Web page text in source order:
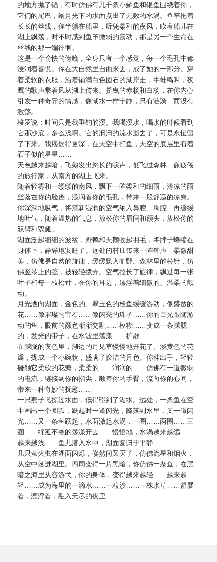
的地方抛了锚，有时仿佛有几千条小鲈鱼和银鱼围绕着你，
它们的尾巴，给月光下的水面点出了无数的水涡。鱼竿拖着
长长的丝线，你半躺在船里，听凭柔和的夜风，吹着船儿在
湖上飘荡，时不时感到鱼竿微弱的震动，那是另一个生命在
丝线的那一端徘徊。
这是一个愉快的傍晚，全身只有一个感觉，每一个毛孔中都
浸润着喜悦。你在大自然里自由来去，成了她的一部分。穿
着柔软的衣服，沿着铺满白色圆石的湖岸走，牛蛙鸣叫，夜
鹰的歌声乘着风从湖上传来。摇曳的赤杨和白杨，在你内心
引发一种奇异的情感，像湖水一样宁静，只有涟漪，而没有
激荡。
梭罗说：时间只是我垂钓的溪。我喝溪水，喝水的时候看到
它那沙底，多么浅啊。它的汩汩的流水逝去了，可是永恒留
了下来。我愿饮得更深，在天空中打鱼，天空的底层里有着
石子似的星星……
天色越来越暗，飞鹅发出悠长的唳声，低飞过森林，像疲倦
的旅行家，从南方的湖上飞来。
随着轻雾和一缕缕的南风，飘下一阵柔和的细雨，清凉的雨
丝落在你的脸庞，浸润着你的毛孔，带来一股舒适的凉爽。
你深深地吸气，将清新湿润的空气纳入鼻腔、胸腔，再缓缓
地吐气，随着温热的气息，放松你的眉间和额头，放松你的
双臂和双腿。
湖面泛起细细的波纹，野鸭和天鹅收起羽毛，将脖子蜷缩在
身体下，静静地安睡了。远处的村庄传来一阵钟声，柔微甜
美，仿佛是自然的旋律，缓缓飘入旷野。森林里的松针，仿
佛竖琴上的弦，被轻轻拨弄。空气拉长了旋律，飘过每一张
叶子和每一枝松针，在你的耳边，漂浮着细微的、温柔的颤
动。
月光洒向湖面，金色的、翠玉色的梭鱼缓缓游动，像盛放的
花……像璀璨的宝石……像闪亮的珠子……你的目光跟随游
动的鱼，眼前的颜色渐渐交融……模糊……变成一条朦胧
的，发光的带子，在水波里荡漾……扩散……
在朦胧的夜色里，湖边的月见草慢慢地开花了。淡黄色的花
瓣，拢成一个小碗状，盛满了皎洁的月色。你伸出手，轻轻
碰触它柔软的花瓣，柔柔的……润润的……仿佛有一道微弱
的电流，链接到你的指尖，顺着你的手臂，流向你的心间，
带来一种奇妙的抚慰……
一只燕子飞掠过水面，低得碰到了湖水。远处，一条鱼在空
中画出一个圆弧，跃起时一道闪光，降落到水里，又一道闪
光……又一条鱼跃起，水面激起水涡，一圈……两圈……三
圈……绵延不绝的荡漾开去……慢慢地，水涡越来越远……
越来越浅……鱼儿潜入水中，湖面复归于平静……
几只萤火虫在湖面闪烁，倏然间又灭了，仿佛流星和烟火，
从空中落进湖里。四周变得一片黑暗，你仿佛一条鱼，在黑
暗之海里从容游弋，你的身体，变得越来越轻……越来越
轻……成为海里的一滴水……一粒沙……一株水草……舒展
着，漂浮着，融入无尽的夜里……